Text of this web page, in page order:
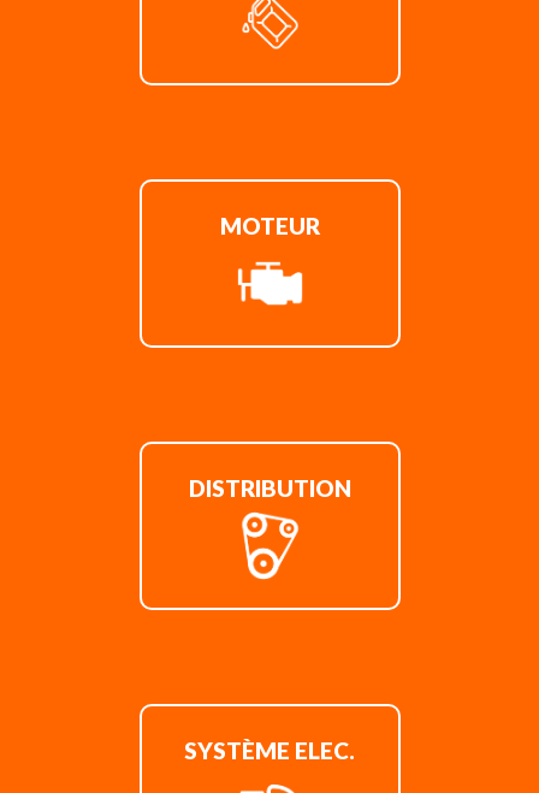
MOTEUR
DISTRIBUTION
SYSTÈME ELEC.